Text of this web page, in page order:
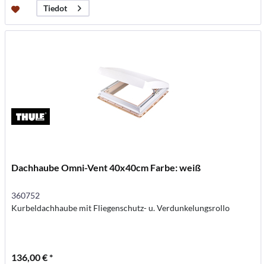
Tiedot
Dachhaube Omni-Vent 40x40cm Farbe: weiß
360752
Kurbeldachhaube mit Fliegenschutz- u. Verdunkelungsrollo
136,00 € *